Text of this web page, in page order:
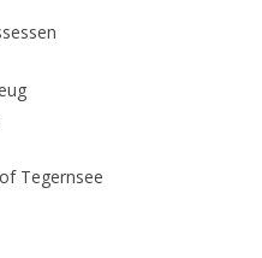
Tegernsee